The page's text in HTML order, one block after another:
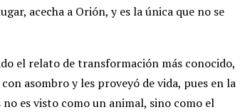
acecha a Orión, y es la única que no se
el relato de transformación más conocido,
asombro y les proveyó de vida, pues en la
es visto como un animal, sino como el